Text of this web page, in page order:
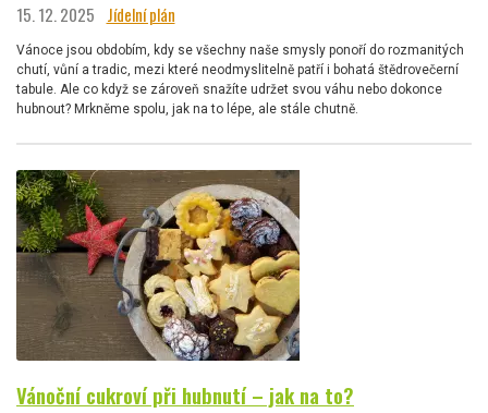
15. 12. 2025 Jídelní plán
Vánoce jsou obdobím, kdy se všechny naše smysly ponoří do rozmanitých
chutí, vůní a tradic, mezi které neodmyslitelně patří i bohatá štědrovečerní
tabule. Ale co když se zároveň snažíte udržet svou váhu nebo dokonce
hubnout? Mrkněme spolu, jak na to lépe, ale stále chutně.
Vánoční cukroví při hubnutí – jak na to?